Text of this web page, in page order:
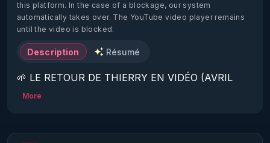
this platform. In the case of a blockage, our system
automatically takes over. The YouTube video player remains
until the video is blocked.
Description Résumé
🌱 LE RETOUR DE THIERRY EN VIDÉO (AVRIL
2022)!
https://www.rgnr.fr/presentation.html
More